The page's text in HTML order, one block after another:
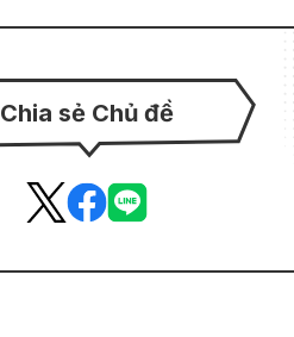
Chia sẻ Chủ đề